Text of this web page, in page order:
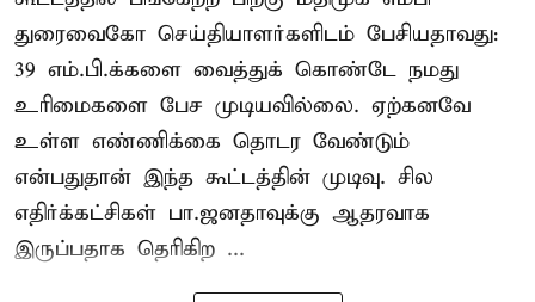
துரைவைகோ செய்தியாளர்களிடம் பேசியதாவது:
39 எம்.பி.க்களை வைத்துக் கொண்டே நமது
உரிமைகளை பேச முடியவில்லை. ஏற்கனவே
உள்ள எண்ணிக்கை தொடர வேண்டும்
என்பதுதான் இந்த கூட்டத்தின் முடிவு. சில
எதிர்க்கட்சிகள் பா.ஜனதாவுக்கு ஆதரவாக
இருப்பதாக தெரிகிற ...